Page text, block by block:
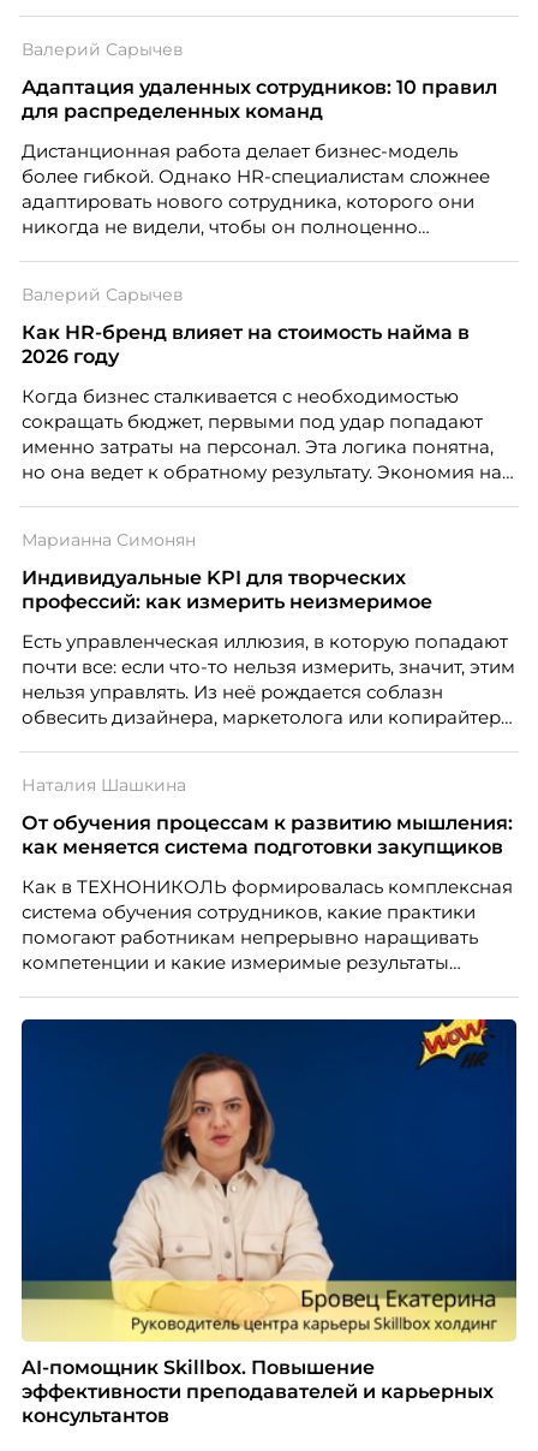
Валерий Сарычев
Адаптация удаленных сотрудников: 10 правил
для распределенных команд
Дистанционная работа делает бизнес-модель
более гибкой. Однако HR-специалистам сложнее
адаптировать нового сотрудника, которого они
никогда не видели, чтобы он полноценно
Валерий Сарычев
Как HR-бренд влияет на стоимость найма в
2026 году
Когда бизнес сталкивается с необходимостью
сокращать бюджет, первыми под удар попадают
именно затраты на персонал. Эта логика понятна,
но она ведет к обратному результату. Экономия на
значит – сокращает доходы бизнеса.
Марианна Симонян
Индивидуальные KPI для творческих
профессий: как измерить неизмеримое
Есть управленческая иллюзия, в которую попадают
почти все: если что-то нельзя измерить, значит, этим
нельзя управлять. Из неё рождается соблазн
обвесить дизайнера, маркетолога или копирайтера
Проблема в том, что так мы измеряем не ценность,
а движение. А творческая работа — это тот редкий
случай, где движение и результат могут не
Наталия Шашкина
От обучения процессам к развитию мышления:
как меняется система подготовки закупщиков
Как в ТЕХНОНИКОЛЬ формировалась комплексная
система обучения сотрудников, какие практики
помогают работникам непрерывно наращивать
компетенции и какие измеримые результаты
закупкам направления «Минеральная изоляция»
компании ТЕХНОНИКОЛЬ.
AI-помощник Skillbox. Повышение
эффективности преподавателей и карьерных
консультантов